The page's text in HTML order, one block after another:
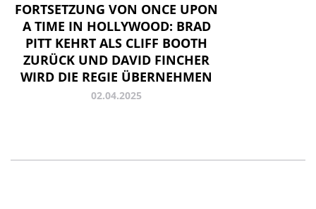
FORTSETZUNG VON ONCE UPON
A TIME IN HOLLYWOOD: BRAD
PITT KEHRT ALS CLIFF BOOTH
ZURÜCK UND DAVID FINCHER
WIRD DIE REGIE ÜBERNEHMEN
02.04.2025